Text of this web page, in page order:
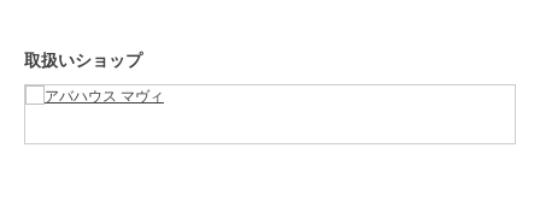
サイズ F
取扱いショップ